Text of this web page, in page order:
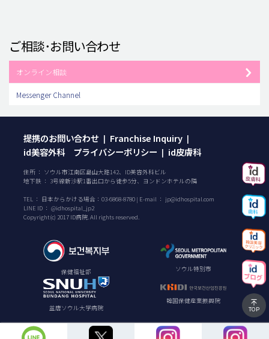
ご相談･お問い合わせ
オンライン相談
Messenger Channel
提携のお問い合わせ | Franchise Inquiry |
id美容外科 プライバシーポリシー | id皮膚科
住所 ： ソウル市江南区島山大路142、ID美容外科ビル
地下鉄 ： 3号線新沙駅1番出口から徒歩5分、ヨンドンホテルの隣
TEL ： 日本からかける場合： 03-6868-8780 | E-mail ： jp@idhospital.com
LINE ID ： @idhospital_jp2
Copyright(c) 2017 ID病院. All rights reserved.
保健福祉部 ソウル特別市
盆唐ソウル大学病院
韓国保健産業振興院
TOP